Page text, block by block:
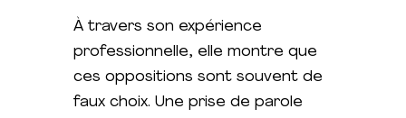
À travers son expérience
professionnelle, elle montre que
ces oppositions sont souvent de
faux choix. Une prise de parole